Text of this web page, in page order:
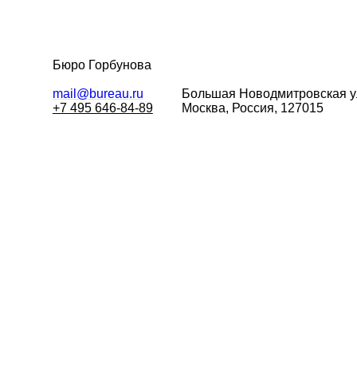
Бюро Горбунова
mail@bureau.ru
+7 495 646-84-89
Большая Новодмитровская
Москва, Россия, 127015